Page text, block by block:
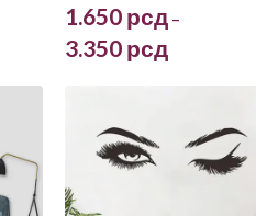
1.650 рсд –
3.350 рсд